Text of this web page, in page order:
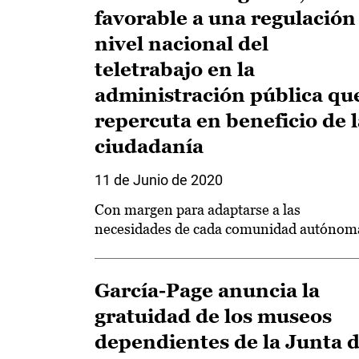
favorable a una regulación
nivel nacional del
teletrabajo en la
administración pública
repercuta en beneficio de
ciudadanía
11 de Junio de 2020
Con margen para adaptarse a las
necesidades de cada comunidad
García-Page anuncia la
gratuidad de los museos
dependientes de la Junta